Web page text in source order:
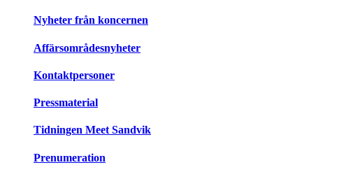
Nyheter från koncernen
Affärsområdesnyheter
Kontaktpersoner
Pressmaterial
Tidningen Meet Sandvik
Prenumeration